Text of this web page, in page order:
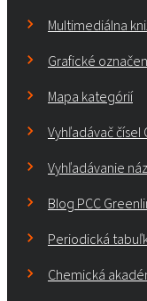
Multimediálna
Grafické
Mapa kategórií
Vyhľadávač čísel
Vyhľadávanie
Blog PCC
Periodická
Chemická